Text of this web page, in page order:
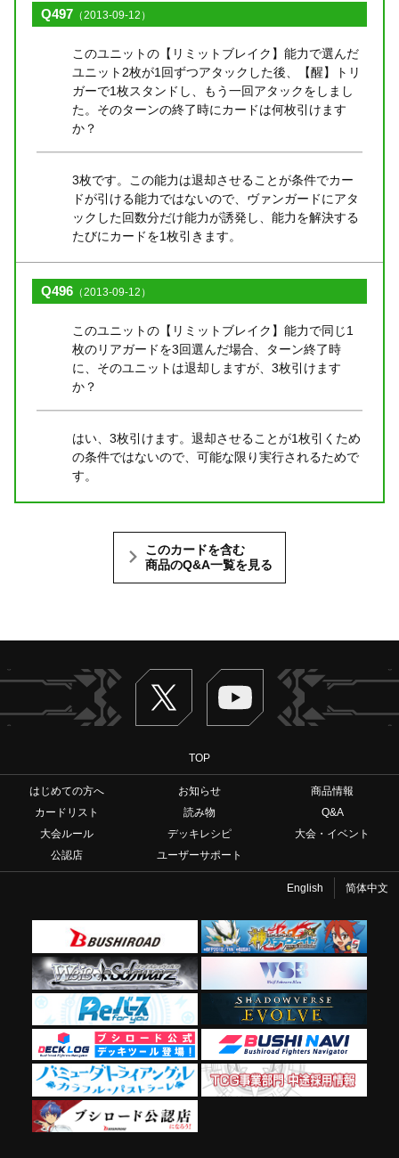
Q497 （2013-09-12）
このユニットの【リミットブレイク】能力で選んだ
ユニット2枚が1回ずつアタックした後、【醒】トリ
ガーで1枚スタンドし、もう一回アタックをしまし
た。そのターンの終了時にカードは何枚引けます
か？
3枚です。この能力は退却させることが条件でカー
ドが引ける能力ではないので、ヴァンガードにアタ
ックした回数分だけ能力が誘発し、能力を解決する
たびにカードを1枚引きます。
Q496 （2013-09-12）
このユニットの【リミットブレイク】能力で同じ1
枚のリアガードを3回選んだ場合、ターン終了時
に、そのユニットは退却しますが、3枚引けます
か？
はい、3枚引けます。退却させることが1枚引くため
の条件ではないので、可能な限り実行されるためで
す。
このカードを含む
商品のQ&A一覧を見る
Twitter ヴァンガードch
TOP
はじめての方へ お知らせ
商品情報
カードリスト
読み物
Q&A
大会ルール
デッキレシピ
大会・イベント
公認店
ユーザーサポート
English 简体中文